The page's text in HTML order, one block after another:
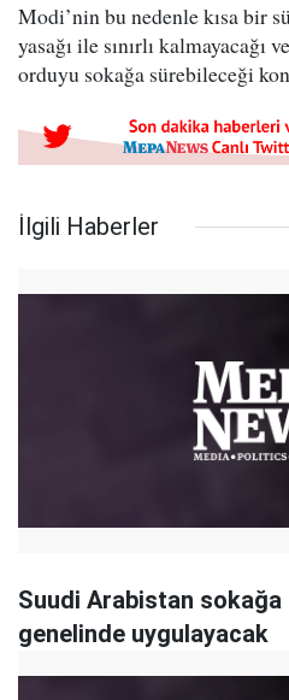
Modi’nin bu nedenle kısa bir
yasağı ile sınırlı kalmayacağı
orduyu sokağa sürebileceği
İlgili Haberler
Suudi Arabistan sokağa
genelinde uygulayacak